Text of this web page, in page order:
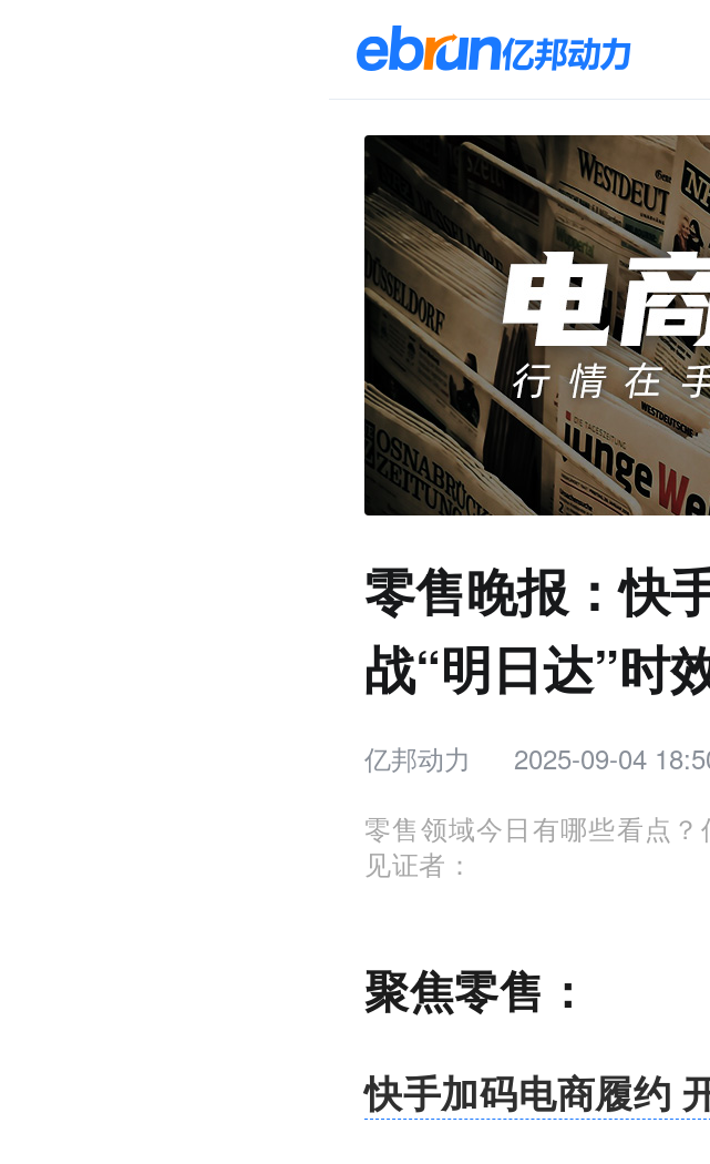
零售晚报：快
战“明日达”时
亿邦动力
2025-09-04
零售领域今日有哪些看点
见证者：
聚焦零售：
快手加码电商履约